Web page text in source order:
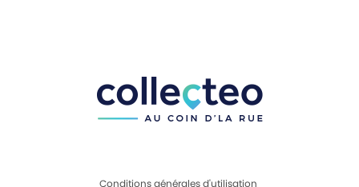
Conditions générales d'utilisation